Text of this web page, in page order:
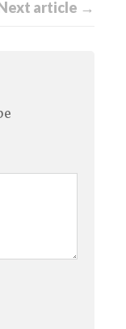
article →